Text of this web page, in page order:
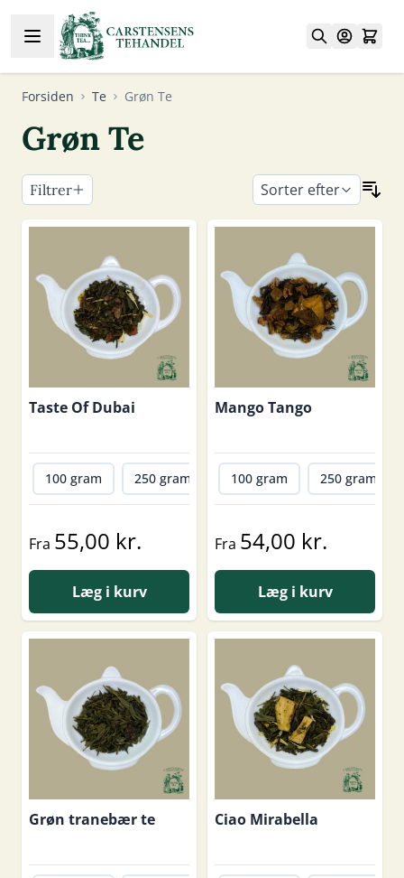
Skip to Content
Forsiden Te Grøn Te
Grøn Te
Filtrer
Skip to product list
Sorter efter
Taste Of Dubai
100 gram 250 gram 500 gram 1000 gram
Fra 55,00 kr.
Læg i kurv
Mango Tango
100 gram 250 gram
Fra 54,00 kr.
Læg i kurv
Grøn tranebær te Ciao Mirabella